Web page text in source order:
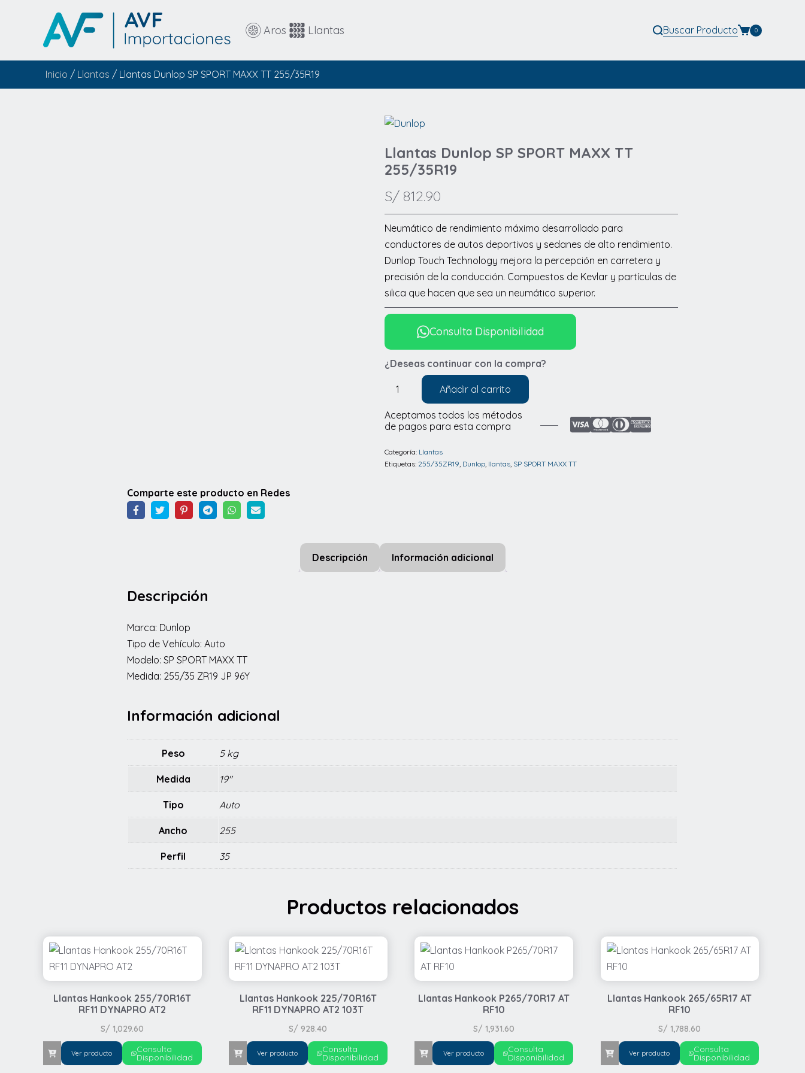
Aros4x4 / SUVLlantas
Runflat Buscar Producto 0
Inicio / Llantas / Llantas Dunlop SP SPORT MAXX TT 255/35R19
Llantas Dunlop SP SPORT MAXX TT
255/35R19
S/ 812.90
Neumático de rendimiento máximo desarrollado para
conductores de autos deportivos y sedanes de alto rendimiento.
Dunlop Touch Technology mejora la percepción en carretera y
precisión de la conducción. Compuestos de Kevlar y partículas de
silica que hacen que sea un neumático superior.
¿Deseas continuar con la compra?
Llantas
Dunlop
SP
MAXX
Añadir al carrito
Categoría: Llantas
Etiquetas: 255/35ZR19, Dunlop, llantas, SP SPORT MAXX TT
Consulta Disponibilidad
Aceptamos todos los métodos
de pagos para esta compra
Comparte este producto en Redes
Descripción Información adicional
Descripción
Marca: Dunlop
Tipo de Vehículo: Auto
Modelo: SP SPORT MAXX TT
Medida: 255/35 ZR19 JP 96Y
Información adicional
Peso 5 kg
Medida 19"
Tipo Auto
Ancho 255
Perfil 35
Productos relacionados
Llantas Hankook 255/70R16T
RF11 DYNAPRO AT2
S/ 1,029.60
Ver producto Consulta
Disponibilidad
Llantas Hankook 225/70R16T
RF11 DYNAPRO AT2 103T
S/ 928.40
Ver producto Consulta
Disponibilidad
Llantas Hankook P265/70R17 AT
RF10
S/ 1,931.60
Ver producto Consulta
Disponibilidad
Llantas Hankook 265/65R17 AT
RF10
S/ 1,788.60
Ver producto Consulta
Disponibilidad